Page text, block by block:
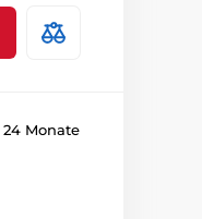
24 Monate